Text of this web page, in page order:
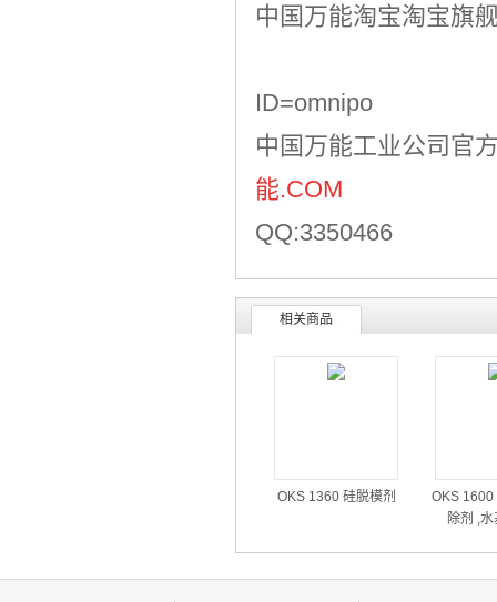
中国万能淘宝淘宝旗
ID=omnipo
中国万能工业公司官
能.COM
QQ:3350466
相关商品
OKS 1360 硅脱模剂
OKS 1600
除剂 ,